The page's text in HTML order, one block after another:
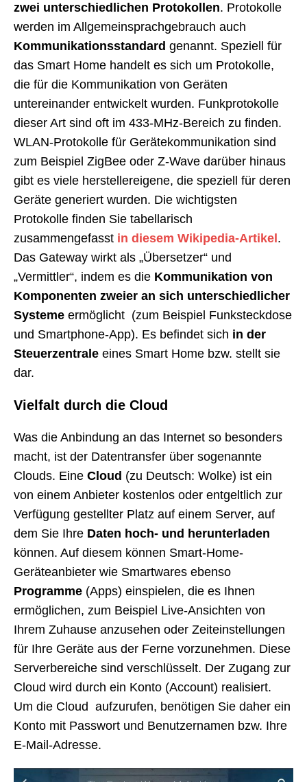
zwei unterschiedlichen Protokollen. Protokolle
werden im Allgemeinsprachgebrauch auch
Kommunikationsstandard genannt. Speziell für
das Smart Home handelt es sich um Protokolle,
die für die Kommunikation von Geräten
untereinander entwickelt wurden. Funkprotokolle
dieser Art sind oft im 433-MHz-Bereich zu finden.
WLAN-Protokolle für Gerätekommunikation sind
zum Beispiel ZigBee oder Z-Wave darüber hinaus
gibt es viele herstellereigene, die speziell für deren
Geräte generiert wurden. Die wichtigsten
Protokolle finden Sie tabellarisch
zusammengefasst in diesem Wikipedia-Artikel .
Das Gateway wirkt als „Übersetzer“ und
„Vermittler“, indem es die Kommunikation von
Komponenten zweier an sich unterschiedlicher
Systeme ermöglicht (zum Beispiel Funksteckdose
und Smartphone-App). Es befindet sich in der
Steuerzentrale eines Smart Home bzw. stellt sie
dar.
Vielfalt durch die Cloud
Was die Anbindung an das Internet so besonders
macht, ist der Datentransfer über sogenannte
Clouds. Eine Cloud (zu Deutsch: Wolke) ist ein
von einem Anbieter kostenlos oder entgeltlich zur
Verfügung gestellter Platz auf einem Server, auf
dem Sie Ihre Daten hoch- und herunterladen
können. Auf diesem können Smart-Home-
Geräteanbieter wie Smartwares ebenso
Programme (Apps) einspielen, die es Ihnen
ermöglichen, zum Beispiel Live-Ansichten von
Ihrem Zuhause anzusehen oder Zeiteinstellungen
für Ihre Geräte aus der Ferne vorzunehmen. Diese
Serverbereiche sind verschlüsselt. Der Zugang zur
Cloud wird durch ein Konto (Account) realisiert.
Um die Cloud aufzurufen, benötigen Sie daher ein
Konto mit Passwort und Benutzernamen bzw. Ihre
E-Mail-Adresse.